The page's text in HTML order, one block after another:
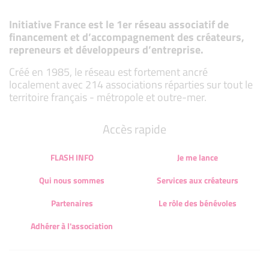
Initiative France est le 1er réseau associatif de
financement et d’accompagnement des créateurs,
repreneurs et développeurs d’entreprise.
Créé en 1985, le réseau est fortement ancré
localement avec 214 associations réparties sur tout le
territoire français - métropole et outre-mer.
Accès rapide
FLASH INFO
Je me lance
Qui nous sommes
Services aux créateurs
Partenaires
Le rôle des bénévoles
Adhérer à l'association